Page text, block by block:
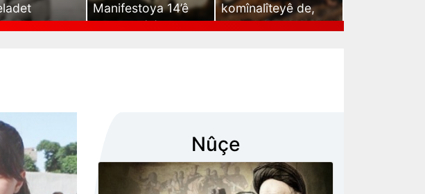
Manifestoya 14’ê
komînalîteyê de,
Nûçe